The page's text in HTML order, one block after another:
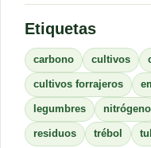
Etiquetas
carbono cultivos
cultivos forrajeros
legumbres nitrógeno
residuos trébol